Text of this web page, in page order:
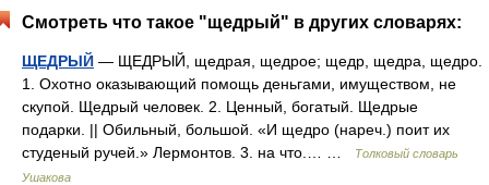
Смотреть что такое "щедрый" в других словарях:
ЩЕДРЫЙ — ЩЕДРЫЙ, щедрая, щедрое; щедр, щедра, щедро.
1. Охотно оказывающий помощь деньгами, имуществом, не
скупой. Щедрый человек. 2. Ценный, богатый. Щедрые
подарки. || Обильный, большой. «И щедро (нареч.) поит их
студеный ручей.» Лермонтов. 3. на что.… …
Толковый словарь
Ушакова